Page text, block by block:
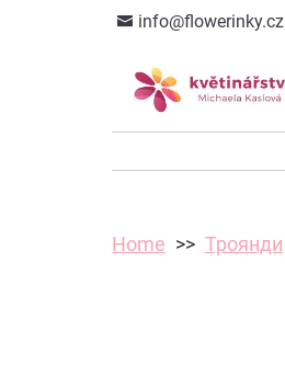
info@flowerinky.cz
Home Троянди